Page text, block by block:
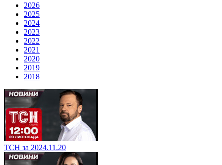
2026
2025
2024
2023
2022
2021
2020
2019
2018
ТСН за 2024.11.20